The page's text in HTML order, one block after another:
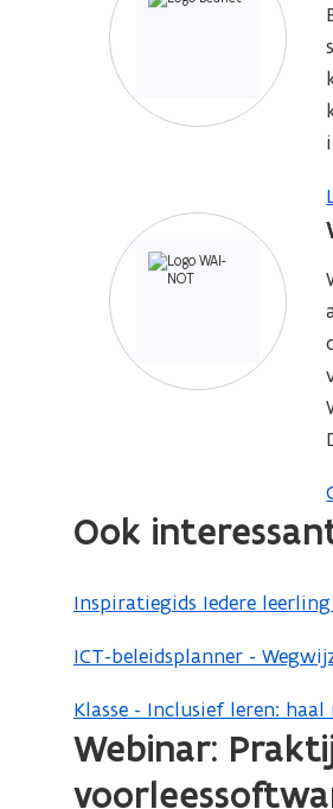
t
i
i
e
s
t
)
e
s
t
t
i
i
s
t
e
(
e
t
i
i
e
e
s
t
(
t
Ook
Inspiratiegids Iedere
ICT-beleidsplanner -
(
D
F
b
Klasse - Inclusief leren:
(
o
Webinar: